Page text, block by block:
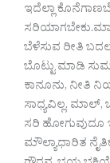
ಇದೆಲ್ಲಾ
ಬೆಳೆಸುವ ರೀತಿ
ಬೊಟ್ಟು ಮಾಡಿ
ಕಾನೂನು, ನೀತಿ
ಸಾಧ್ಯವಿಲ್ಲ.
ಸರಿ ಹೋಗುವುದೂ
ಮೌಲ್ಯಾಧಾರಿತ